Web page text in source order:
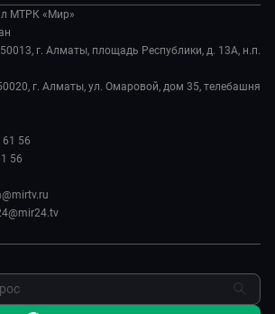
в...
МТРК «Мир»
г. Алматы, площадь Республики, д. 13А, н.п.
г. Алматы, ул. Омаровой, дом 35, телебашня
56
56